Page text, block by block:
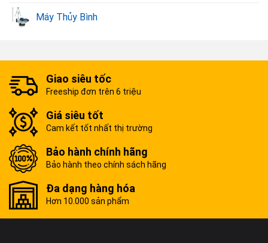
Máy Thủy Bình
Giao siêu tốc
Freeship đơn trên 6 triệu
Giá siêu tốt
Cam kết tốt nhất thị trường
Bảo hành chính hãng
Bảo hành theo chính sách hãng
Đa dạng hàng hóa
Hơn 10.000 sản phẩm